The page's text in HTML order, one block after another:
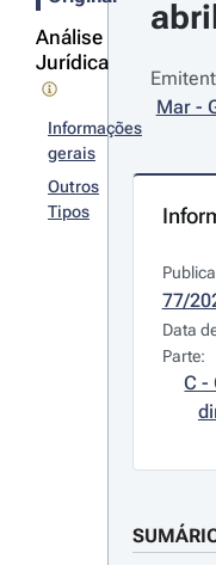
Análise
Jurídica
Informações
gerais
Outros
Tipos
Mar -
77/
Data
Parte:
C -